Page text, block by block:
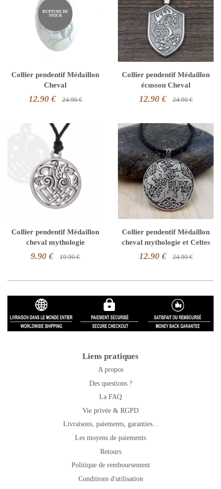
RUPTURE DE
STOCK
Collier pendentif Médaillon
Cheval
12.90 € 24.90 €
Collier pendentif Médaillon
écusson Cheval
12.90 € 24.90 €
Collier pendentif Médaillon
cheval mythologie
9.90 € 19.90 €
Collier pendentif Médaillon
cheval mythologie et Celtes
12.90 € 24.90 €
Liens pratiques
A propos
Des questions ?
La FAQ
Vie privée & RGPD
Livraisons, paiements, garanties...
Les moyens de paiements
Retours
Politique de remboursement
Conditions d'utilisation